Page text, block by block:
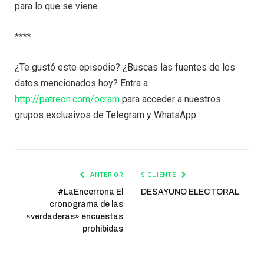
para lo que se viene.
****
¿Te gustó este episodio? ¿Buscas las fuentes de los
datos mencionados hoy? Entra a
http://patreon.com/ocram para acceder a nuestros
grupos exclusivos de Telegram y WhatsApp.
ANTERIOR
#LaEncerrona El
cronograma de las
«verdaderas» encuestas
prohibidas
SIGUIENTE
DESAYUNO ELECTORAL